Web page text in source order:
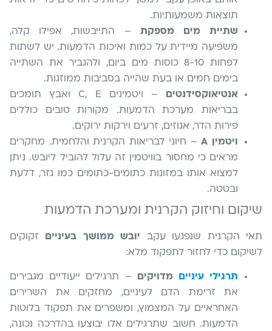
תוצאות משמעותיות.
שתיית מים מספקת – התייבשות, אפילו קלה,
משפיעה מיידית על כמות ואיכות הדמעות. יש לשתות
לפחות 8-10 כוסות מים ביום, ולהגביר את השתייה
בימים חמים או בעת שהייה בסביבות ממוזגות.
אנטיאוקסידנטים
– ויטמינים C, E ואבץ תומכים
בבריאות מערכת הדמעות. מקורות טובים כוללים
פירות הדר, אגוזים, זרעים וירקות ירוקים.
ויטמין A
– חיוני לבריאות הקרנית והלחמית. מחקרים
מראים כי מחסור בוויטמין זה עלול להוביל ליובש. ניתן
למצוא אותו במזונות כתומים-כתומים כמו גזר, דלעת
ובטטה.
שיקום וחיזוק הקרנית ומערכת הדמעות
תאי הקרנית שנפגעו עקב יובש ממושך בעיניים
זקוקים
לשיקום כדי לחזור לתפקוד מלא:
תרגילי עיניים מדויקים
– תרגילים ייעודיים מגבירים
את זרימת הדם לעיניים, מחזקים את השרירים
האחראיים על המצמוץ, ומשפרים את תפקוד בלוטות
הדמעות. חשוב שתרגילים אלו יבוצעו בהדרכה נכונה,